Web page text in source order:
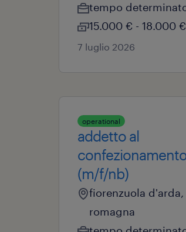
tempo
15.000 € - 18.000
7 luglio 2026
operational
addetto al
(m/f/nb)
fiorenzuola
romagna